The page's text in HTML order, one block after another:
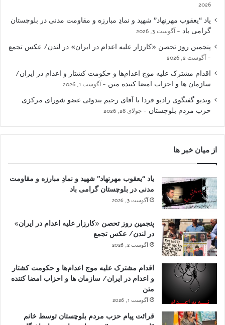
2026
یاد “یعقوب مهرنهاد” شهید و نمادِ مبارزه و مقاومت مدنی در بلوچستان
گرامی باد
آگوست 3, 2026
پنجمین روز تحصن «کارزار علیه اعدام در ایران» در لندن/ عکس تجمع
آگوست 2, 2026
اقدام مشترک علیه موج اعدام‌ها و حکومت کشتار و اعدام در ایران/
سازمان ها و احزاب امضا کننده متن
آگوست 1, 2026
ویدیو گفتگوی رادیو فردا با آقای رحیم بندوئی عضو شورای مرکزی
حزب مردم بلوچستان
جولای 28, 2026
از میان خبر ها
یاد “یعقوب مهرنهاد” شهید و نمادِ مبارزه و مقاومت
مدنی در بلوچستان گرامی باد
آگوست 3, 2026
پنجمین روز تحصن «کارزار علیه اعدام در ایران»
در لندن/ عکس تجمع
آگوست 2, 2026
اقدام مشترک علیه موج اعدام‌ها و حکومت کشتار
و اعدام در ایران/ سازمان ها و احزاب امضا کننده
متن
آگوست 1, 2026
قرائت پیام حزب مردم بلوچستان توسط خانم